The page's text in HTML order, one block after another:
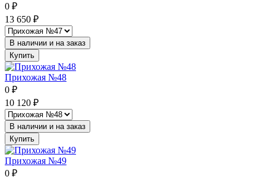
0 ₽
13 650 ₽
В наличии и на заказ
Купить
Прихожая №48
0 ₽
10 120 ₽
В наличии и на заказ
Купить
Прихожая №49
0 ₽